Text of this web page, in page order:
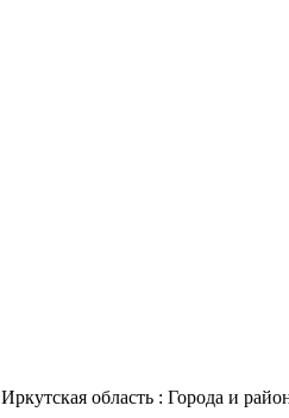
область : Города и